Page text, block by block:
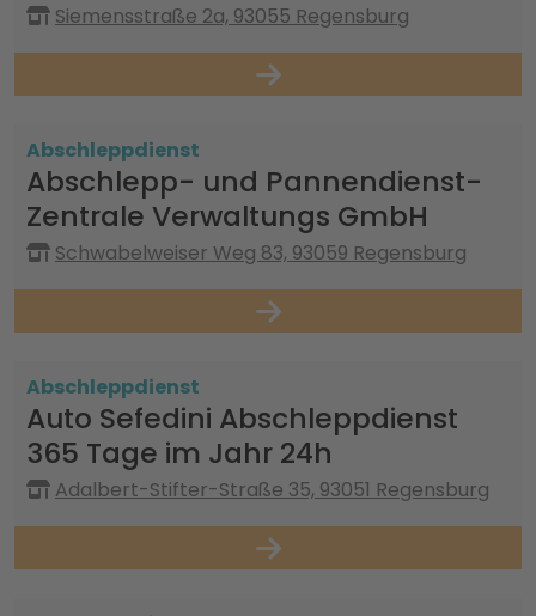
Siemensstraße 2a, 93055 Regensburg
Abschleppdienst
Abschlepp- und Pannendienst-
Zentrale Verwaltungs GmbH
Schwabelweiser Weg 83, 93059 Regensburg
Abschleppdienst
Auto Sefedini Abschleppdienst
365 Tage im Jahr 24h
Adalbert-Stifter-Straße 35, 93051 Regensburg